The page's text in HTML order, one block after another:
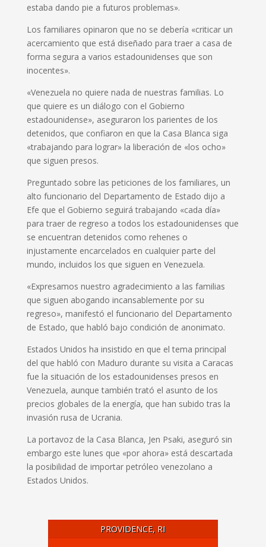
estaba dando pie a futuros problemas».
Los familiares opinaron que no se debería «criticar un
acercamiento que está diseñado para traer a casa de
forma segura a varios estadounidenses que son
inocentes».
«Venezuela no quiere nada de nuestras familias. Lo
que quiere es un diálogo con el Gobierno
estadounidense», aseguraron los parientes de los
detenidos, que confiaron en que la Casa Blanca siga
«trabajando para lograr» la liberación de «los ocho»
que siguen presos.
Preguntado sobre las peticiones de los familiares, un
alto funcionario del Departamento de Estado dijo a
Efe que el Gobierno seguirá trabajando «cada día»
para traer de regreso a todos los estadounidenses que
se encuentran detenidos como rehenes o
injustamente encarcelados en cualquier parte del
mundo, incluidos los que siguen en Venezuela.
«Expresamos nuestro agradecimiento a las familias
que siguen abogando incansablemente por su
regreso», manifestó el funcionario del Departamento
de Estado, que habló bajo condición de anonimato.
Estados Unidos ha insistido en que el tema principal
del que habló con Maduro durante su visita a Caracas
fue la situación de los estadounidenses presos en
Venezuela, aunque también trató el asunto de los
precios globales de la energía, que han subido tras la
invasión rusa de Ucrania.
La portavoz de la Casa Blanca, Jen Psaki, aseguró sin
embargo este lunes que «por ahora» está descartada
la posibilidad de importar petróleo venezolano a
Estados Unidos.
PROVIDENCE, RI